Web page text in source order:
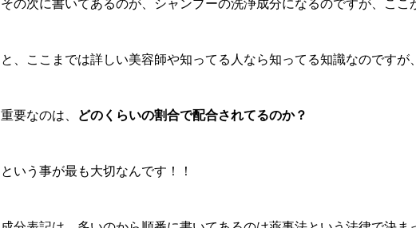
その次に書いてあるのが、シャンプーの洗浄成分になるのですが、ここ
と、ここまでは詳しい美容師や知ってる人なら知ってる知識なのですが、
重要なのは、 どのくらいの割合で配合されてるのか？
という事が最も大切なんです！！